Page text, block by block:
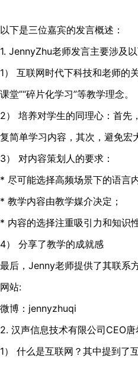
以下是三位嘉宾的发言概述：
1. JennyZhu老师发言主要涉及以
1） 互联网时代下科技和老师的
课堂”“碎片化学习”等教学理念。
2） 培养对学生的同理心：首先
复简单学习内容，其次，避免宏
3） 对内容策划人的要求：
* 尽可能选择高频场景下的语言
* 教学内容由教学媒介决定；
* 内容的选择注重吸引力和知识
4） 分享了教学的成就感
最后，Jenny老师提供了其联系
网站:
微博：jennyzhuqi
2. 汉声信息技术有限公司CEO唐
1） 什么是互联网？其中提到